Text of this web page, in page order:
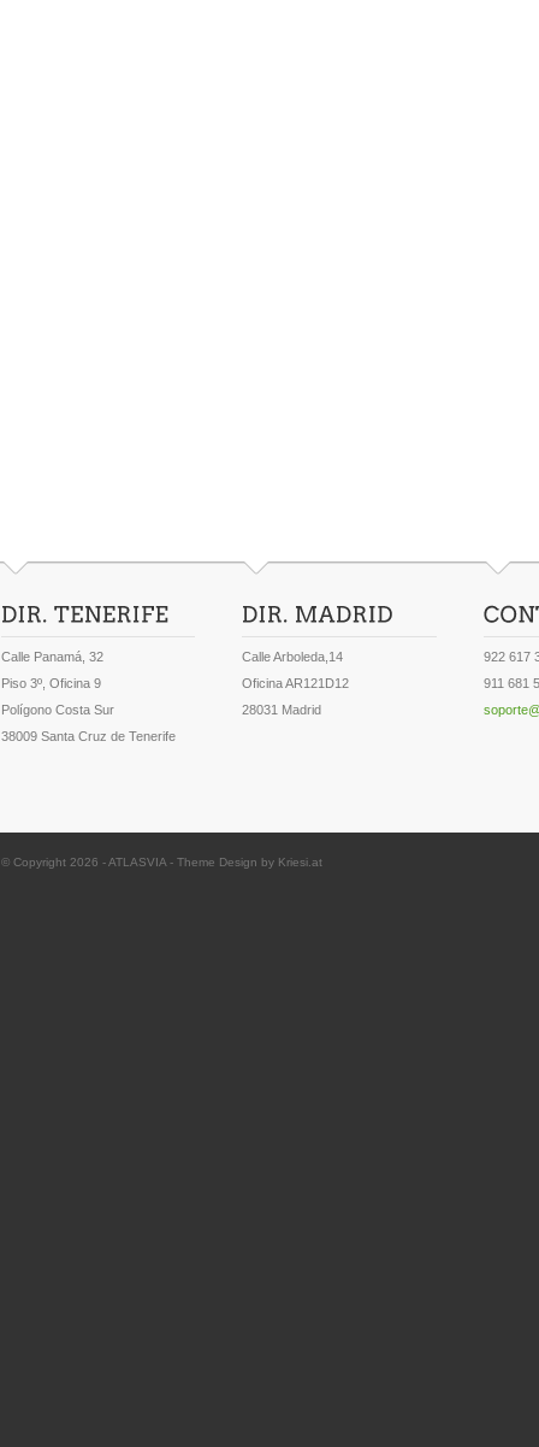
Calle Panamá, 32
Piso 3º, Oficina 9
Polígono Costa Sur
38009 Santa Cruz de Tenerife
Calle Arboleda,14
Oficina AR121D12
28031 Madrid
922 617
911 681
© Copyright 2026 -ATLASVIA - Theme Design by Kriesi.at